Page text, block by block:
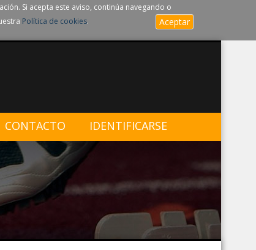
Si acepta este aviso, continúa navegando o
Política de cookies. Aceptar
CONTACTO IDENTIFICARSE